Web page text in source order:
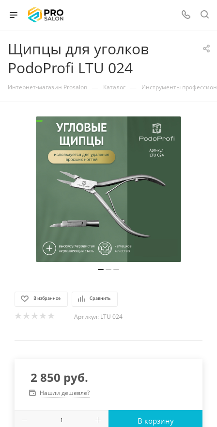
Щипцы для уголков
PodoProfi LTU 024
Интернет-магазин Prosalon — Каталог — Инструменты
В избранное Сравнить
Артикул: LTU 024
2 850 руб.
Нашли дешевле?
В корзину